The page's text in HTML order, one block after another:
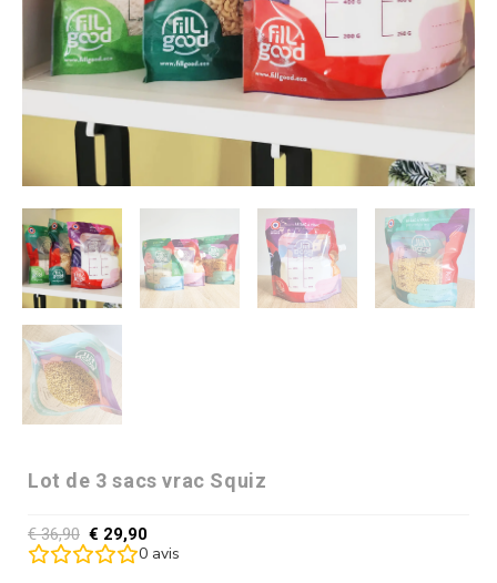
Lot de 3 sacs vrac Squiz
€36,90 € 29,90
0 avis